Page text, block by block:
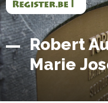
Home
Belgian
War
Dead
Register
Robert
Marie